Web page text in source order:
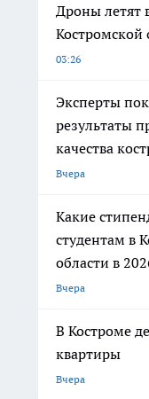
Дроны летят
Костромской
03:26
Эксперты
результаты
качества
Вчера
Какие
студентам в
области в
Вчера
В Костроме
квартиры
Вчера